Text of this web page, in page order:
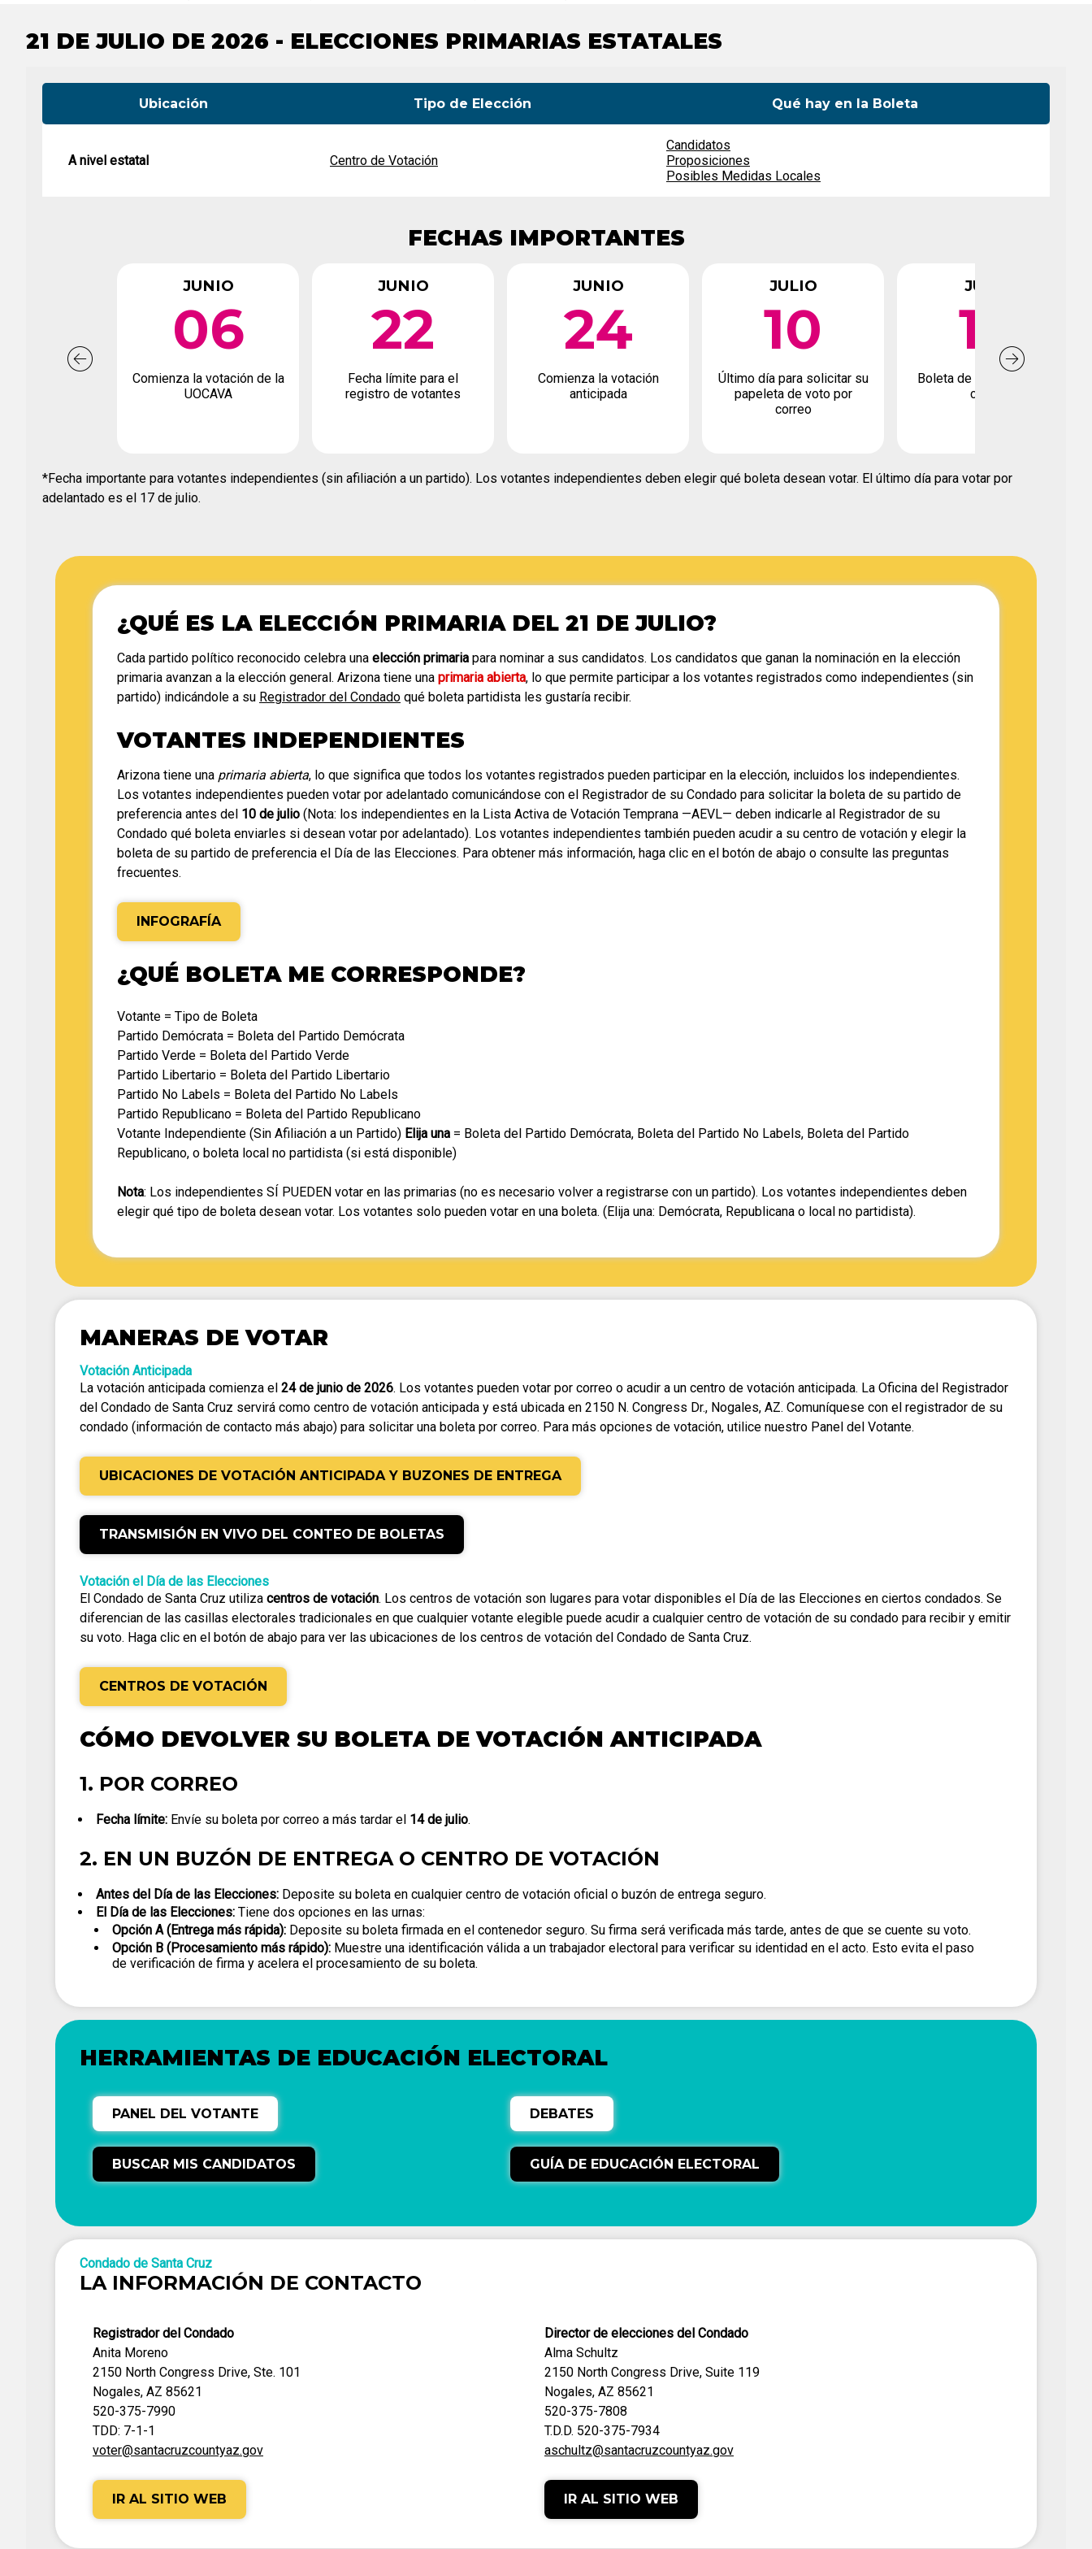
Kits de herramientas
electorales
Cronograma de tabulación Registro de fiesta
21 DE JULIO DE 2026 - ELECCIONES PRIMARIAS ESTATALES
Ubicación Tipo de Elección Qué hay en la Boleta
A nivel estatal Centro de Votación
Candidatos
Proposiciones
Posibles Medidas Locales
FECHAS IMPORTANTES
JUNIO
06
Comienza la votación de la
UOCAVA
JUNIO
22
Fecha límite para el
registro de votantes
JUNIO
24
Comienza la votación
anticipada
JULIO
10
Último día para solicitar su
papeleta de voto por
correo
JULIO
14
Boleta de devolución por
correo
*Fecha importante para votantes independientes (sin afiliación a un partido). Los votantes independientes deben elegir qué boleta desean votar. El último día para votar por
adelantado es el 17 de julio.
¿QUÉ ES LA ELECCIÓN PRIMARIA DEL 21 DE JULIO?
Cada partido político reconocido celebra una elección primaria para nominar a sus candidatos. Los candidatos que ganan la nominación en la elección
primaria avanzan a la elección general. Arizona tiene una primaria abierta, lo que permite participar a los votantes registrados como independientes (sin
partido) indicándole a su Registrador del Condado qué boleta partidista les gustaría recibir.
VOTANTES INDEPENDIENTES
Arizona tiene una primaria abierta, lo que significa que todos los votantes registrados pueden participar en la elección, incluidos los independientes.
Los votantes independientes pueden votar por adelantado comunicándose con el Registrador de su Condado para solicitar la boleta de su partido de
preferencia antes del 10 de julio (Nota: los independientes en la Lista Activa de Votación Temprana —AEVL— deben indicarle al Registrador de su
Condado qué boleta enviarles si desean votar por adelantado). Los votantes independientes también pueden acudir a su centro de votación y elegir la
boleta de su partido de preferencia el Día de las Elecciones. Para obtener más información, haga clic en el botón de abajo o consulte las preguntas
frecuentes.
INFOGRAFÍA
¿QUÉ BOLETA ME CORRESPONDE?
Votante = Tipo de Boleta
Partido Demócrata = Boleta del Partido Demócrata
Partido Verde = Boleta del Partido Verde
Partido Libertario = Boleta del Partido Libertario
Partido No Labels = Boleta del Partido No Labels
Partido Republicano = Boleta del Partido Republicano
Votante Independiente (Sin Afiliación a un Partido) Elija una = Boleta del Partido Demócrata, Boleta del Partido No Labels, Boleta del Partido
Republicano, o boleta local no partidista (si está disponible)
Nota: Los independientes SÍ PUEDEN votar en las primarias (no es necesario volver a registrarse con un partido). Los votantes independientes deben
elegir qué tipo de boleta desean votar. Los votantes solo pueden votar en una boleta. (Elija una: Demócrata, Republicana o local no partidista).
MANERAS DE VOTAR
Votación Anticipada
La votación anticipada comienza el 24 de junio de 2026. Los votantes pueden votar por correo o acudir a un centro de votación anticipada. La Oficina del Registrador
del Condado de Santa Cruz servirá como centro de votación anticipada y está ubicada en 2150 N. Congress Dr., Nogales, AZ. Comuníquese con el registrador de su
condado (información de contacto más abajo) para solicitar una boleta por correo. Para más opciones de votación, utilice nuestro Panel del Votante.
UBICACIONES DE VOTACIÓN ANTICIPADA Y BUZONES DE ENTREGA
TRANSMISIÓN EN VIVO DEL CONTEO DE BOLETAS
Votación el Día de las Elecciones
El Condado de Santa Cruz utiliza centros de votación. Los centros de votación son lugares para votar disponibles el Día de las Elecciones en ciertos condados. Se
diferencian de las casillas electorales tradicionales en que cualquier votante elegible puede acudir a cualquier centro de votación de su condado para recibir y emitir
su voto. Haga clic en el botón de abajo para ver las ubicaciones de los centros de votación del Condado de Santa Cruz.
CENTROS DE VOTACIÓN
CÓMO DEVOLVER SU BOLETA DE VOTACIÓN ANTICIPADA
1. POR CORREO
Fecha límite: Envíe su boleta por correo a más tardar el 14 de julio.
2. EN UN BUZÓN DE ENTREGA O CENTRO DE VOTACIÓN
Antes del Día de las Elecciones: Deposite su boleta en cualquier centro de votación oficial o buzón de entrega seguro.
El Día de las Elecciones: Tiene dos opciones en las urnas:
Opción A (Entrega más rápida): Deposite su boleta firmada en el contenedor seguro. Su firma será verificada más tarde, antes de que se cuente su voto.
Opción B (Procesamiento más rápido): Muestre una identificación válida a un trabajador electoral para verificar su identidad en el acto. Esto evita el paso
de verificación de firma y acelera el procesamiento de su boleta.
HERRAMIENTAS DE EDUCACIÓN ELECTORAL
PANEL DEL VOTANTE
BUSCAR MIS CANDIDATOS
DEBATES
GUÍA DE EDUCACIÓN ELECTORAL
Condado de Santa Cruz
LA INFORMACIÓN DE CONTACTO
Registrador del Condado
Anita Moreno
2150 North Congress Drive, Ste. 101
Nogales, AZ 85621
520-375-7990
TDD: 7-1-1
voter@santacruzcountyaz.gov
IR AL SITIO WEB
Director de elecciones del Condado
Alma Schultz
2150 North Congress Drive, Suite 119
Nogales, AZ 85621
520-375-7808
T.D.D. 520-375-7934
aschultz@santacruzcountyaz.gov
IR AL SITIO WEB